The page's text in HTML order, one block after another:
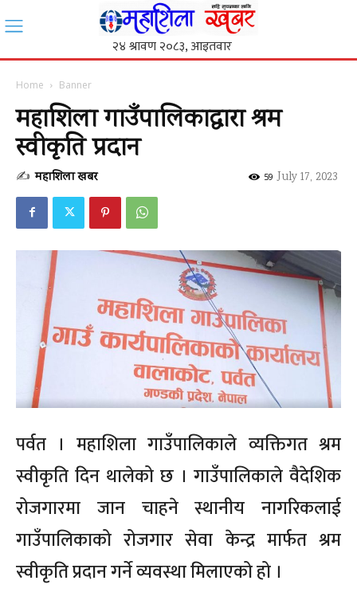
Home Banner
महाशिला गाउँपालिकाद्धारा श्रम
स्वीकृति प्रदान
✍ महाशिला खबर July 17, 2023
59
पर्वत । महाशिला गाउँपालिकाले व्यक्तिगत श्रम
स्वीकृति दिन थालेको छ । गाउँपालिकाले वैदेशिक
रोजगारमा जान चाहने स्थानीय नागरिकलाई
गाउँपालिकाको रोजगार सेवा केन्द्र मार्फत श्रम
स्वीकृति प्रदान गर्ने व्यवस्था मिलाएको हो ।